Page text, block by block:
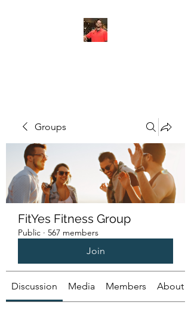
Groups
FitYes Fitness Group
Public · 567 members
Join
Discussion Media Members About